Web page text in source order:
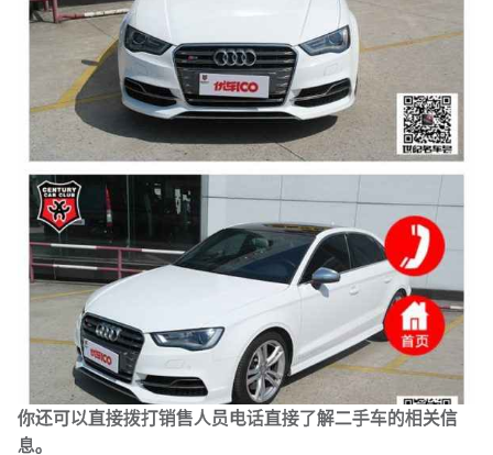
你还可以直接拨打销售人员电话直接了解二手车的相关信
息。